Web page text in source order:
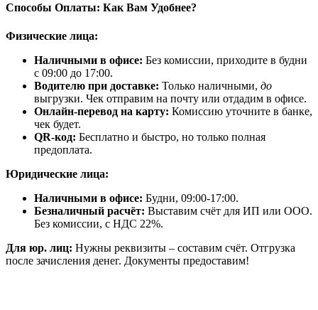
Способы Оплаты: Как Вам Удобнее?
Физические лица:
Наличными в офисе: Без комиссии, приходите в будни
с 09:00 до 17:00.
Водителю при доставке: Только наличными, до
выгрузки. Чек отправим на почту или отдадим в офисе.
Онлайн-перевод на карту: Комиссию уточните в банке,
чек будет.
QR-код: Бесплатно и быстро, но только полная
предоплата.
Юридические лица:
Наличными в офисе: Будни, 09:00-17:00.
Безналичный расчёт: Выставим счёт для ИП или ООО.
Без комиссии, с НДС 22%.
Для юр. лиц: Нужны реквизиты – составим счёт. Отгрузка
после зачисления денег. Документы предоставим!